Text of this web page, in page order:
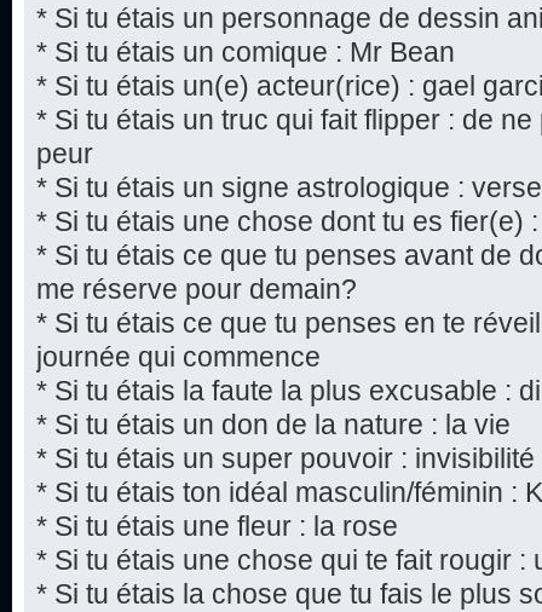
* Si tu étais un personnage de dessin
* Si tu étais un comique : Mr Bean
* Si tu étais un(e) acteur(rice) : gael
* Si tu étais un truc qui fait flipper : de
peur
* Si tu étais un signe astrologique :
* Si tu étais une chose dont tu es fier(e)
* Si tu étais ce que tu penses avant de
me réserve pour demain?
* Si tu étais ce que tu penses en te
journée qui commence
* Si tu étais la faute la plus excusable :
* Si tu étais un don de la nature : la vie
* Si tu étais un super pouvoir : invisibilité
* Si tu étais ton idéal masculin/féminin :
* Si tu étais une fleur : la rose
* Si tu étais une chose qui te fait rougir :
* Si tu étais la chose que tu fais le plus